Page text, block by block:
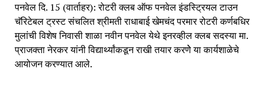
पनवेल दि. 15 (वार्ताहर): रोटरी क्लब ऑफ पनवेल इंडस्ट्रियल टाउन
चॅरिटेबल ट्रस्ट संचलित श्रीमती राधाबाई खेमचंद परमार रोटरी कर्णबधिर
मुलांची विशेष निवासी शाळा नवीन पनवेल येथे इनरव्हील क्लब सदस्या मा.
प्राजक्ता नेरकर यांनी विद्यार्थ्यांकडून राखी तयार करणेे या कार्यशाळेचे
आयोजन करण्यात आले.